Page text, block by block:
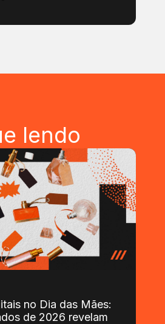
lendo
no Dia das Mães:
de 2026 revelam